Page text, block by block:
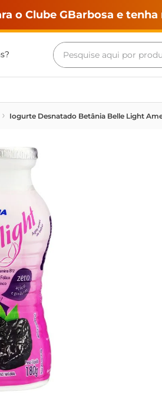
o Clube GBarbosa e
Pesquise aqui por
Iogurte Desnatado Betânia Belle Light
Termos mais
maquina lavar